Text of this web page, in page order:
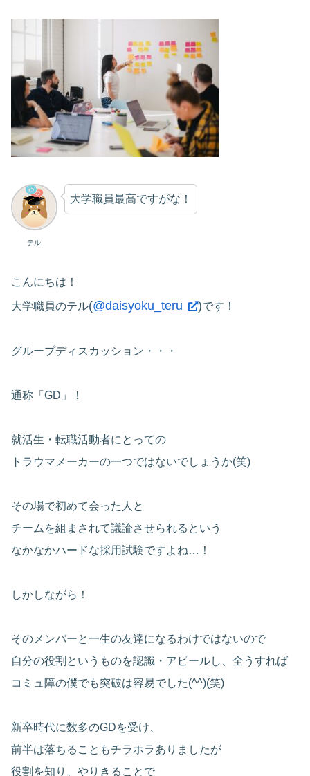
テル
大学職員最高ですがな！
こんにちは！
大学職員のテル(@daisyoku_teru )です！
グループディスカッション・・・
通称「GD」！
就活生・転職活動者にとっての
トラウマメーカーの一つではないでしょうか(笑)
その場で初めて会った人と
チームを組まされて議論させられるという
なかなかハードな採用試験ですよね…！
しかしながら！
そのメンバーと一生の友達になるわけではないので
自分の役割というものを認識・アピールし、全うすれば
コミュ障の僕でも突破は容易でした(^^)(笑)
新卒時代に数多のGDを受け、
前半は落ちることもチラホラありましたが
役割を知り、やりきることで